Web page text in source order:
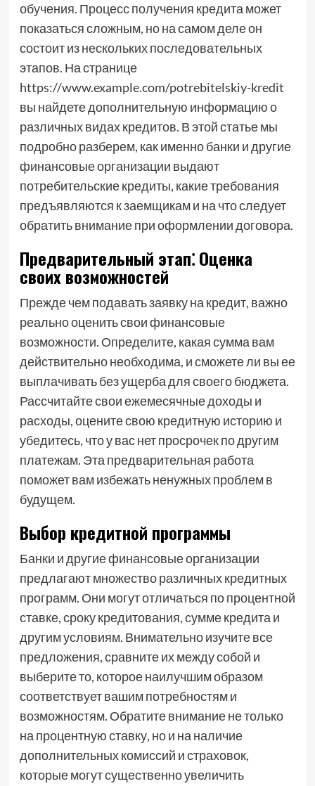
обучения. Процесс получения кредита может
показаться сложным, но на самом деле он
состоит из нескольких последовательных
этапов. На странице
https://www.example.com/potrebitelskiy-kredit
вы найдете дополнительную информацию о
различных видах кредитов. В этой статье мы
подробно разберем, как именно банки и другие
финансовые организации выдают
потребительские кредиты, какие требования
предъявляются к заемщикам и на что следует
обратить внимание при оформлении договора.
Предварительный этап⁚ Оценка
своих возможностей
Прежде чем подавать заявку на кредит, важно
реально оценить свои финансовые
возможности. Определите, какая сумма вам
действительно необходима, и сможете ли вы ее
выплачивать без ущерба для своего бюджета.
Рассчитайте свои ежемесячные доходы и
расходы, оцените свою кредитную историю и
убедитесь, что у вас нет просрочек по другим
платежам. Эта предварительная работа
поможет вам избежать ненужных проблем в
будущем.
Выбор кредитной программы
Банки и другие финансовые организации
предлагают множество различных кредитных
программ. Они могут отличаться по процентной
ставке, сроку кредитования, сумме кредита и
другим условиям. Внимательно изучите все
предложения, сравните их между собой и
выберите то, которое наилучшим образом
соответствует вашим потребностям и
возможностям. Обратите внимание не только
на процентную ставку, но и на наличие
дополнительных комиссий и страховок,
которые могут существенно увеличить